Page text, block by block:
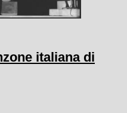
italiana di